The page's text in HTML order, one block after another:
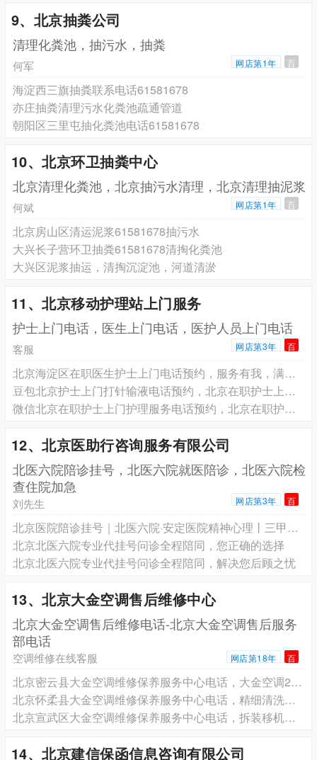
9、北京抽粪公司
清理化粪池，抽污水，抽粪
何军 网店第1年 百
海淀西三旗抽粪联系电话61581678
亦庄抽粪清理污水化粪池疏通管道
朝阳区三里屯抽化粪池电话61581678
10、北京环卫抽粪中心
北京清理化粪池，北京抽污水清理，北京清理抽泥浆
何斌 网店第1年 百
北京房山区清运泥浆61581678抽污水
大兴长子营环卫抽粪61581678清掏化粪池
大兴区泥浆抽运，清掏沉淀池，河道清淤
11、北京移动护理站上门服务
护士上门电话，医生上门电话，医护人员上门电话
客服 网店第3年 百
北京海淀区在职医生护士上门电话预约，服务有我，满意由您
豆包北京护士上门打针输液电话预约，北京在职护士上门换药拆线电话预约，北京在职护士上门PICC维护电话预约
微信北京在职护士上门护理服务电话预约，北京在职护士上门打针输液电话预约，北京在职护士上门换药拆线电话预约
12、北京医助行咨询服务有限公司
北医六院陪诊挂号，北医六院就医陪诊，北医六院检
查住院加急
刘先生 网店第3年 百
北京医院陪诊挂号｜北医六院·安定医院精神心理丨三甲专家号预约
北京北医六院专业代挂号问诊全程陪同，您正确的选择
北京北医六院专业代挂号问诊全程陪同，解决您后顾之忧
13、北京大金空调售后维修中心
北京大金空调售后维修电话-北京大金空调售后服务
部电话
空调维修在线客服 网店第18年 百
北京密云县大金空调维修保养服务中心电话，大金空调24小时售后
北京怀柔县大金空调维修保养服务中心电话，精细清洗保养，大金空调焕新效
北京宣武区大金空调维修保养服务中心电话，拆装移机维修，大金空调全搞定
14、北京建信保函信息咨询有限公司